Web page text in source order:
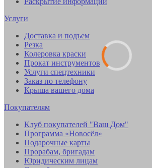
Услуги
Доставка и подъем
Резка
Колеровка краски
Прокат инструментов
Услуги спецтехники
Заказ по телефону
Крыша вашего дома
Покупателям
Клуб покупателей "Ваш Дом"
Программа «Новосёл»
Подарочные карты
Прорабам, бригадам
Юридическим лицам